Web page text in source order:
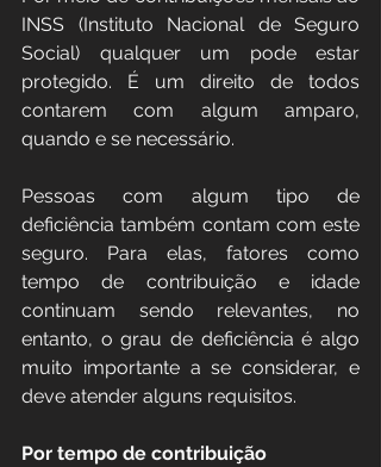
INSS (Instituto Nacional de Seguro
Social) qualquer um pode estar
protegido. É um direito de todos
contarem com algum amparo,
quando e se necessário.
Pessoas com algum tipo de
deficiência também contam com este
seguro. Para elas, fatores como
tempo de contribuição e idade
continuam sendo relevantes, no
entanto, o grau de deficiência é algo
muito importante a se considerar, e
deve atender alguns requisitos.
Por tempo de contribuição